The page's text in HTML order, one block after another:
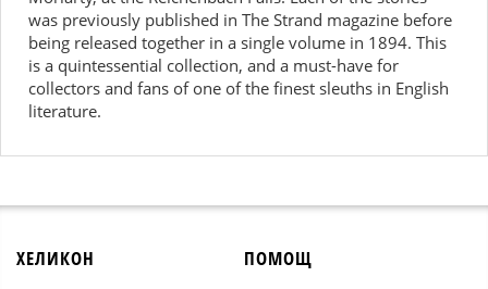
was previously published in The Strand magazine before
being released together in a single volume in 1894. This
is a quintessential collection, and a must-have for
collectors and fans of one of the finest sleuths in English
literature.
ХЕЛИКОН ПОМОЩ